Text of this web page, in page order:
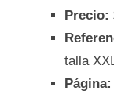
Precio:
talla
Página: